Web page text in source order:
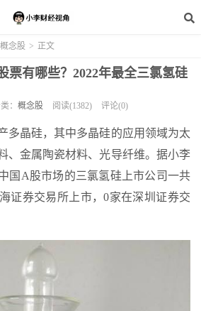
概念股 > 正文
票有哪些？2022年最全三氯氢硅
： 概念股 阅读(1382) 评论(0)
多晶硅，其中多晶硅的应用领域为太
、金属陶瓷材料、光导纤维。据小李
国A股市场的三氯氢硅上市公司一共
证券交易所上市，0家在深圳证券交